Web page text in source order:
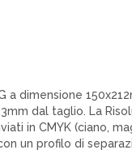
a dimensione
dal taglio. La
in CMYK (ciano,
un profilo di